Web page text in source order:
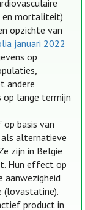
en mortaliteit)
opzichte van
januari 2022
op
andere
op lange termijn
basis van
alternatieve
zijn in België
Hun effect op
aanwezigheid
(lovastatine).
product in